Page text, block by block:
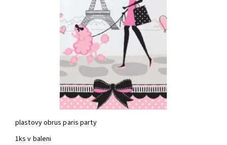
plastovy obrus paris party
1ks v baleni